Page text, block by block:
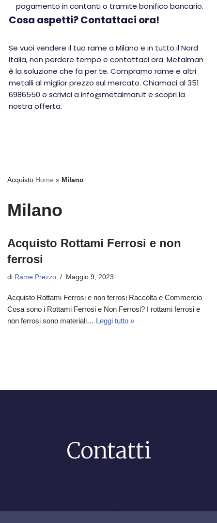
pagamento in contanti o tramite bonifico bancario.
Cosa aspetti? Contattaci ora!
Se vuoi vendere il tuo rame a Milano e in tutto il Nord
Italia, non perdere tempo e contattaci ora. Metalman
è la soluzione che fa per te. Compramo rame e altri
metalli al miglior prezzo sul mercato. Chiamaci al 351
6986550 o scrivici a info@metalman.it e scopri la
nostra offerta.
Acquisto Home » Milano
Milano
Acquisto Rottami Ferrosi e non
ferrosi
di Rame Prezzo Maggio 9, 2023
Acquisto Rottami Ferrosi e non ferrosi Raccolta e Commercio
Cosa sono i Rottami Ferrosi e Non Ferrosi? I rottami ferrosi e
non ferrosi sono materiali… Leggi tutto »
Contatti